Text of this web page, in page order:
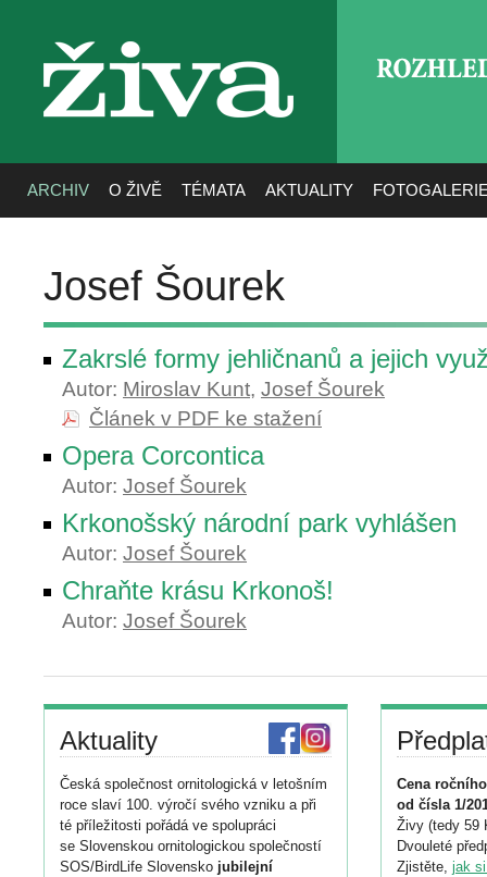
živa
ARCHIV O ŽIVĚ TÉMATA AKTUALITY
Josef Šourek
Zakrslé formy jehličnanů a jejich
Autor: Miroslav Kunt, Josef Šourek
Článek v PDF ke stažení
Opera Corcontica
Autor: Josef Šourek
Krkonošský národní park vyhlášen
Autor: Josef Šourek
Chraňte krásu Krkonoš!
Autor: Josef Šourek
Aktuality
Česká společnost ornitologická v letošním
roce slaví 100. výročí svého vzniku a při
té příležitosti pořádá ve spolupráci
se Slovenskou ornitologickou společností
SOS/BirdLife Slovensko jubilejní
Cena
od čísla 1/
Živy (tedy 59
Dvouleté
Zjistěte, jak